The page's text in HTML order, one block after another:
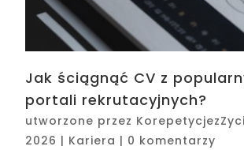
Jak ściągnąć CV z
portali rekrutacyjnych?
utworzone przez
2026 | Kariera | 0 komentarzy